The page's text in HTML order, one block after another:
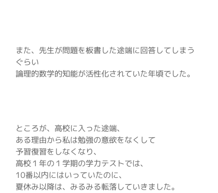
また、先生が問題を板書した途端に回答してしまう
ぐらい
論理的数学的知能が活性化されていた年頃でした。
ところが、高校に入った途端、
ある理由から私は勉強の意欲をなくして
予習復習をしなくなり、
高校１年の１学期の学力テストでは、
10番以内にはいっていたのに、
夏休み以降は、みるみる転落していきました。